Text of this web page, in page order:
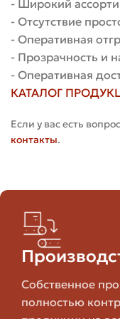
водопоглощение.
замерзании и
поэтому бежевый
северных регионов.
состава и сорта,
значительное
правильной укладке.
керамическим
стен
кирпича
наружных стен и
- Широкий
- Отсутствие
- Оперативная
- Прозрачность и
- Оперативная
КАТАЛОГ
Если у вас есть
контакты.
Собственное
полностью